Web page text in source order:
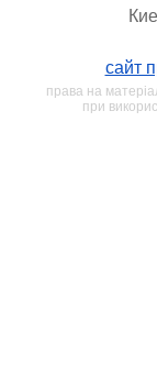
сайт
права на
при